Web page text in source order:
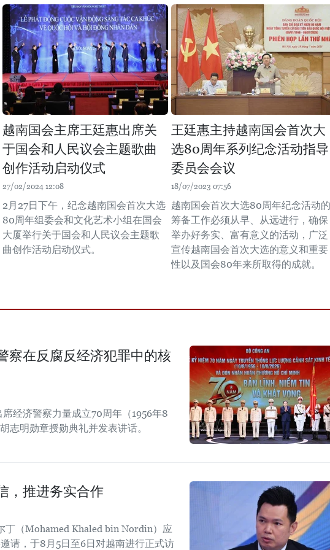
越南国会主席王廷惠出席关
于国会和人民议会主题歌曲
创作活动启动仪式
27/02/2024 12:08
2月27日下午，纪念越南国会首次大选
80周年组委会和文化艺术小组在国会
大厦举行关于国会和人民议会主题歌
曲创作活动启动仪式。
王廷惠主持越南国会首次大
选80周年系列纪念活动指导
委员会会议
18/07/2023 07:56
越南国会首次大选80周年纪念活动的
筹备工作必须从早、从远进行，确保
举办好务实、富有意义的活动，广泛
宣传越南国会首次大选的意义和重要
性以及国会80年来所取得的成就。
察在反腐反经济犯罪中的核
经济警察力量成立70周年（1956年8
志明勋章授勋典礼并发表讲话。
，推进务实合作
丁（Mohamed Khaled bin Nordin）应
请，于8月5日至6日对越南进行正式访